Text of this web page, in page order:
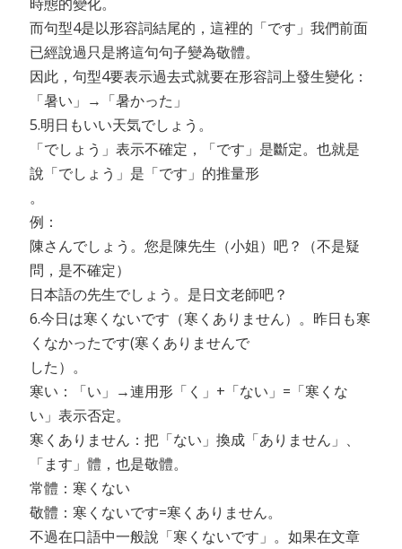
而句型4是以形容詞結尾的，這裡的「です」我們前面
已經說過只是將這句句子變為敬體。
因此，句型4要表示過去式就要在形容詞上發生變化：
「暑い」→「暑かった」
5.明日もいい天気でしょう。
「でしょう」表示不確定，「です」是斷定。也就是
說「でしょう」是「です」的推量形
。
例：
陳さんでしょう。您是陳先生（小姐）吧？（不是疑
問，是不確定）
日本語の先生でしょう。是日文老師吧？
6.今日は寒くないです（寒くありません）。昨日も寒
くなかったです(寒くありませんで
した）。
寒い：「い」→連用形「く」+「ない」=「寒くな
い」表示否定。
寒くありません：把「ない」換成「ありません」、
「ます」體，也是敬體。
常體：寒くない
敬體：寒くないです=寒くありません。
不過在口語中一般說「寒くないです」。如果在文章